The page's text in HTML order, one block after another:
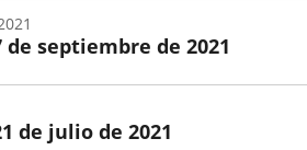
septiembre de 2021
de julio de 2021